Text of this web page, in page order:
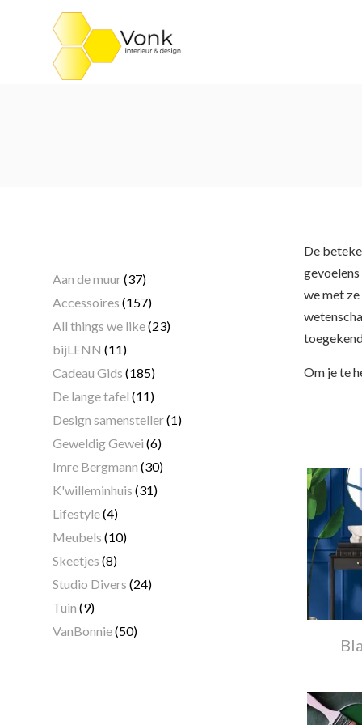
De
we met
Om je te
Aan de muur(37)
Accessoires (157)
All things we like(23)
bijLENN (11)
Cadeau Gids (185)
De lange tafel (11)
Design samensteller(1)
Geweldig Gewei (6)
Imre Bergmann (30)
K'willeminhuis (31)
Lifestyle(4)
Meubels (10)
Skeetjes (8)
Studio Divers (24)
Tuin (9)
VanBonnie(50)